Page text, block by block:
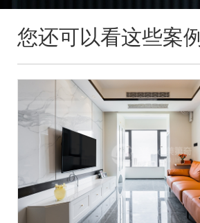
您还可以看这些案例